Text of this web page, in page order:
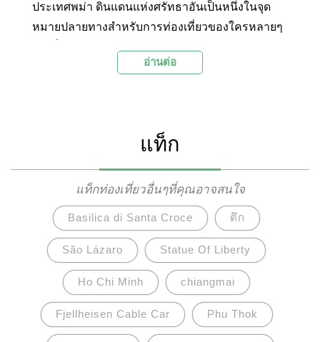
ประเทศพม่า ดินแดนแห่งศรัทธาอันเป็นหนึ่งในจุด
หมายปลายทางสำหรับการท่องเที่ยวของใครหลายๆ
เปี่ยมไปด้วยความศรัทธาในศาสนา ความงดงามของ
พม่าทั้งในเมืองสำคัญอย่างย่างกุ้ง มัณฑะเลย์ ไป
จนถึงพุกาม ซึ่งเต็มไปด้วยสถานที่สำคัญและมีความ
น่าสนใจมากมาย
อ่านต่อ
แท็ก
แท็กท่องเที่ยวอื่นๆที่คุณอาจสนใจ
Basilica di Santa Croce ตึก
São Lázaro Statue Of Liberty
Ho Chi Minh chiangmai
Fjellheisen Cable Car Phu Thok